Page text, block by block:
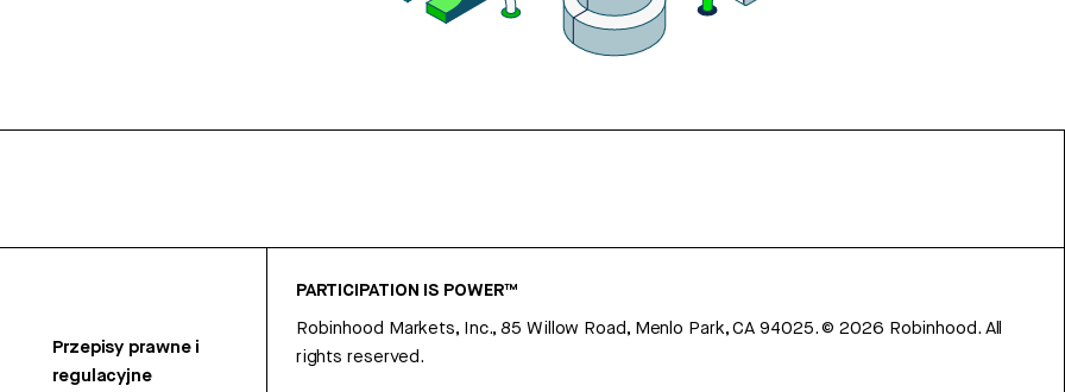
Przepisy prawne i
regulacyjne
PARTICIPATION IS POWER™
Robinhood Markets, Inc., 85 Willow Road, Menlo Park, CA 94025.©2026 Robinhood. All
rights reserved.